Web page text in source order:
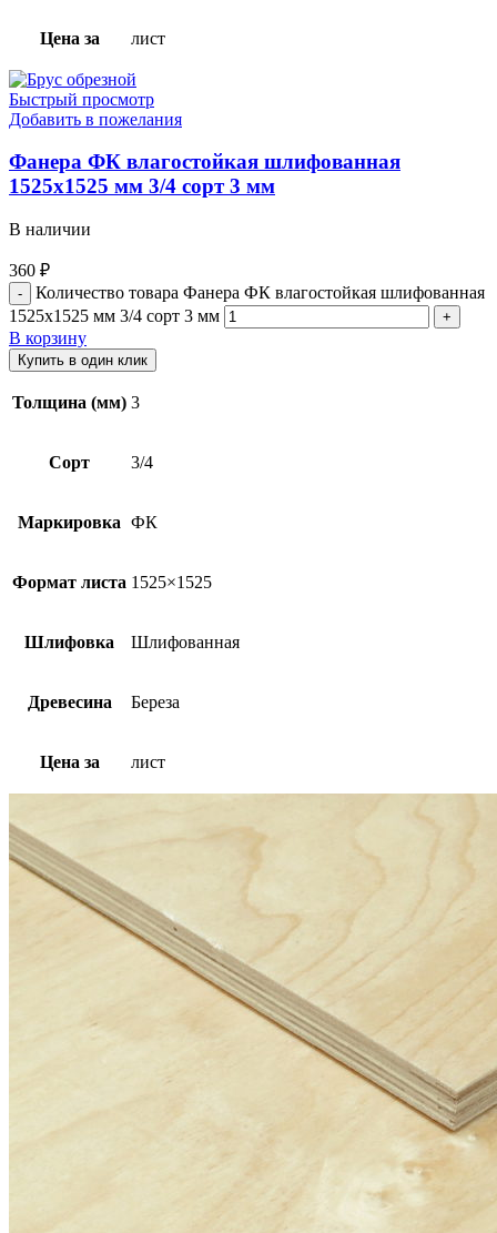
Цена за лист
Быстрый просмотр
Добавить в пожелания
Фанера ФК влагостойкая шлифованная
1525х1525 мм 3/4 сорт 3 мм
В наличии
360 ₽
Количество товара Фанера ФК влагостойкая шлифованная
1525х1525 мм 3/4 сорт 3 мм
В корзину
Купить в один клик
Толщина (мм) 3
Сорт 3/4
Маркировка ФК
Формат листа 1525×1525
Шлифовка Шлифованная
Древесина Береза
Цена за лист